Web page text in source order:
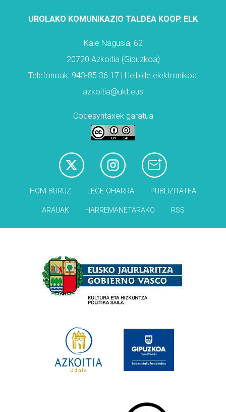
UROLAKO KOMUNIKAZIO TALDEA KOOP. ELK
Kale Nagusia, 62
20720 Azkoitia (Gipuzkoa)
Telefonoak: 943-85 36 17 | Helbide elektronikoa:
azkoitia@ukt.eus
Codesyntaxek garatua
HONI BURUZ LEGE OHARRA PUBLIZITATEA
ARAUAK HARREMANETARAKO RSS